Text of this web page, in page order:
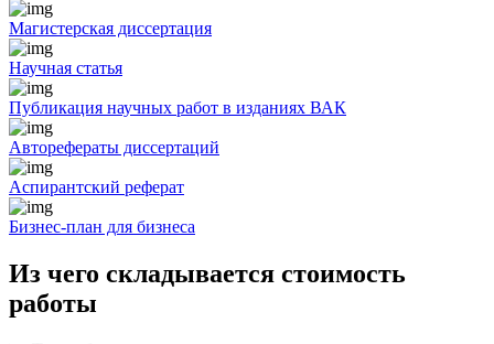
Магистерская диссертация
Научная статья
Публикация научных работ в изданиях ВАК
Авторефераты диссертаций
Аспирантский реферат
Бизнес-план для бизнеса
Из чего складывается стоимость
работы